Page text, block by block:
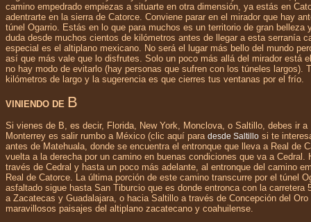
camino empedrado empiezas a situarte en otra dimensión, ya estás en
adentrarte en la sierra de Catorce. Conviene parar en el mirador que hay
túnel Ogarrio. Estás en lo que para muchos es un territorio de gran belleza
duda desde muchos cientos de kilómetros antes de llegar a esta serranía
especial es el altiplano mexicano. No será el lugar más bello del mundo
así que más vale que lo disfrutes. Solo un poco más allá del mirador está
no hay modo de evitarlo (hay personas que sufren con los túneles largos).
kilómetros de largo y la sugerencia es que cierres tus ventanas por el frío.
VINIENDO DE B
Si vienes de B, es decir, Florida, New York, Monclova, o Saltillo, debes ir a
Monterrey es salir rumbo a México (clic aquí para desde Saltillo si te
antes de Matehuala, donde se encuentra el entronque que lleva a Real de
vuelta a la derecha por un camino en buenas condiciones que va a Cedral.
través de Cedral y hasta un poco más adelante, al entronque del camino
Real de Catorce. La última porción de este camino transcurre por el túnel
asfaltado sigue hasta San Tiburcio que es donde entronca con la carretera
a Zacatecas y Guadalajara, o hacia Saltillo a través de Concepción del
maravillosos paisajes del altiplano zacatecano y coahuilense.